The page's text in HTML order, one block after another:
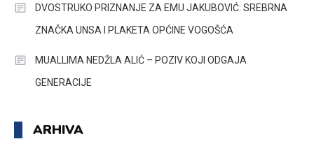
DVOSTRUKO PRIZNANJE ZA EMU JAKUBOVIĆ: SREBRNA
ZNAČKA UNSA I PLAKETA OPĆINE VOGOŠĆA
MUALLIMA NEDŽLA ALIĆ – POZIV KOJI ODGAJA
GENERACIJE
ARHIVA